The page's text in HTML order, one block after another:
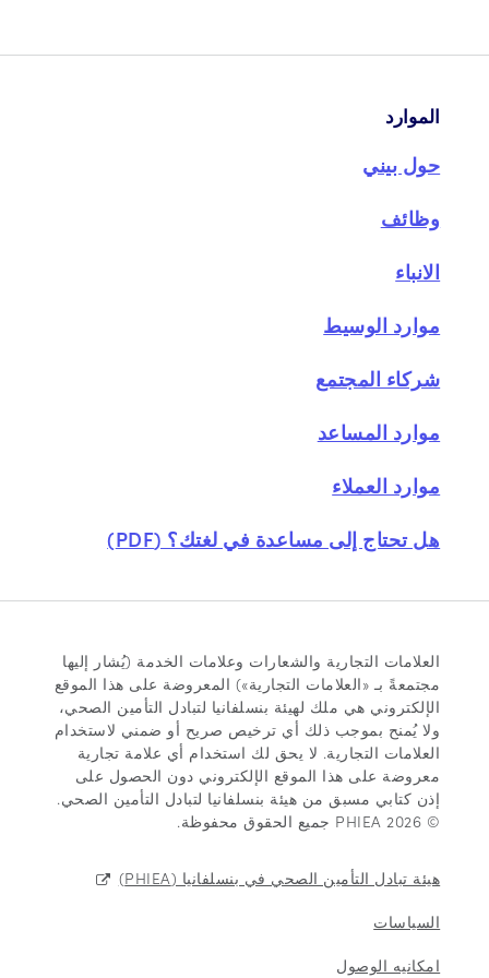
الموارد
حول بيني
وظائف
الانباء
موارد الوسيط
شركاء المجتمع
موارد المساعد
موارد العملاء
هل تحتاج إلى مساعدة في لغتك؟ (PDF)
العلامات التجارية والشعارات وعلامات الخدمة (يُشار إليها
مجتمعةً بـ «العلامات التجارية») المعروضة على هذا الموقع
الإلكتروني هي ملك لهيئة بنسلفانيا لتبادل التأمين الصحي،
ولا يُمنح بموجب ذلك أي ترخيص صريح أو ضمني لاستخدام
العلامات التجارية. لا يحق لك استخدام أي علامة تجارية
معروضة على هذا الموقع الإلكتروني دون الحصول على
إذن كتابي مسبق من هيئة بنسلفانيا لتبادل التأمين الصحي.
© 2026 PHIEA جميع الحقوق محفوظة.
هيئة تبادل التأمين الصحي في بنسلفانيا (PHIEA)
السياسات
امكانيه الوصول